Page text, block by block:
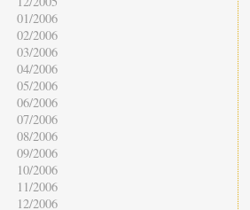
01/2006
02/2006
03/2006
04/2006
05/2006
06/2006
07/2006
08/2006
09/2006
10/2006
11/2006
12/2006